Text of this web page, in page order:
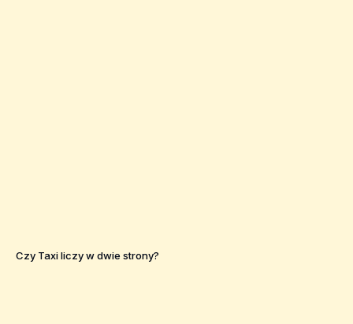
Czy Taxi liczy w dwie strony?